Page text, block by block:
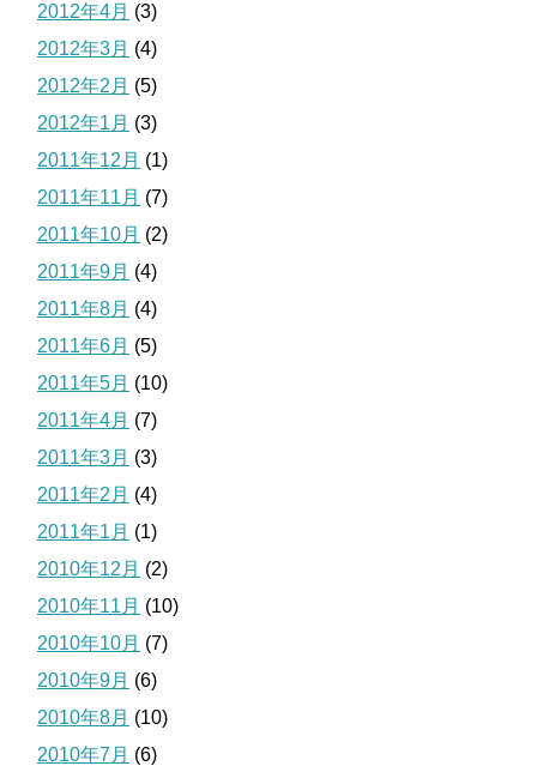
2012年4月 (3)
2012年3月 (4)
2012年2月 (5)
2012年1月 (3)
2011年12月 (1)
2011年11月 (7)
2011年10月 (2)
2011年9月 (4)
2011年8月 (4)
2011年6月 (5)
2011年5月 (10)
2011年4月 (7)
2011年3月 (3)
2011年2月 (4)
2011年1月 (1)
2010年12月 (2)
2010年11月 (10)
2010年10月 (7)
2010年9月 (6)
2010年8月 (10)
2010年7月 (6)